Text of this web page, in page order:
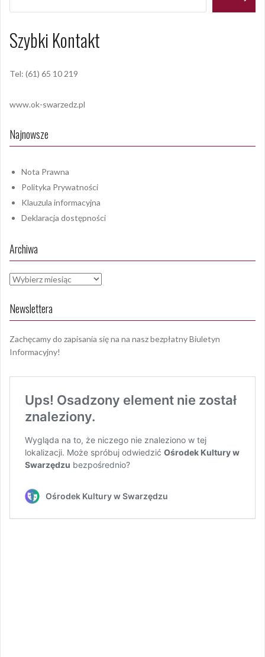
Szybki Kontakt
Tel: (61) 65 10 219
www.ok-swarzedz.pl
Najnowsze
Nota Prawna
Polityka Prywatności
Klauzula informacyjna
Deklaracja dostępności
Archiwa
Archiwa
Newslettera
Zachęcamy do zapisania się na na nasz bezpłatny Biuletyn
Informacyjny!